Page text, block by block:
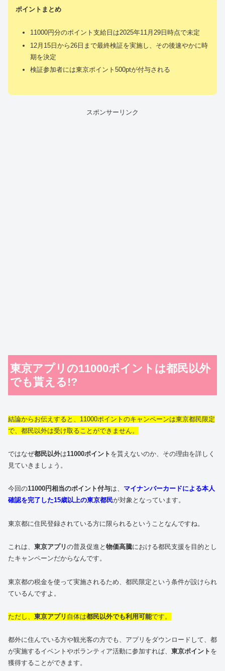
ポイントまとめ
11000円分のポイント支給日は2025年11月29日時点で未定
12月15日から26日まで最終検証を実施し、その後速やかに時
期を決定
検証参加者には東京ポイント500ptが付与される
スポンサーリンク
東京アプリの11000ポイントは都民以外
でも貰える!?
結論からお伝えすると、11000ポイントのキャンペーンは東京都民限定
で、都民以外は受け取ることができません。
ではなぜ都民以外は11000ポイント を貰えないのか、その理由を詳しく
見ていきましょう。
今回の11000円相当のポイント付与は、 マイナンバーカードによる本人
確認を完了した15歳以上の東京都民が対象となっています。
東京都に住民登録されている方に限られるということなんですね。
これは、 東京アプリ の普及促進と 物価高騰における都民支援を目的とし
たキャンペーンだからなんです。
東京都の税金を使って実施されるため、都民限定という条件が設けられ
ているんですよ。
ただし、 東京アプリ 自体は都民以外でも利用可能です。
都外に住んでいる方や観光客の方でも、アプリをダウンロードして、都
が実施するイベントやボランティア活動に参加すれば、 東京ポイント を
獲得することができます。